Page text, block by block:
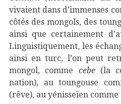
vivaient dans d’immenses
côtés des mongols, des
ainsi que certainement
Linguistiquement, les
ainsi en turc, l’on peut
mongol, comme cebe(la
nation), au toungouse
(rêve), au yénisseïen comme